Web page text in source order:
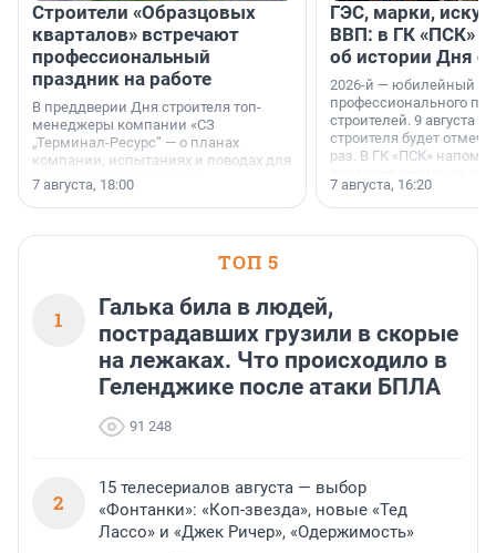
Строители «Образцовых
кварталов» встречают
профессиональный
праздник на работе
В преддверии Дня строителя топ-
менеджеры компании «СЗ
„Терминал-Ресурс“ — о планах
компании, испытаниях и поводах для
осторожного оптимизма.
7 августа, 18:00
ГЭС, марки,
ВВП: в ГК «ПСК»
об истории Дня
2026-й — юбилейный
профессионального
строителей. 9 августа
строителя будет
раз. В ГК «ПСК»
поменялась роль
7 августа, 16:20
ТОП 5
1
Галька била в людей,
пострадавших грузили в скорые
на лежаках. Что происходило в
Геленджике после атаки БПЛА
91 248
2
15 телесериалов августа — выбор
«Фонтанки»: «Коп-звезда», новые «Тед
Лассо» и «Джек Ричер», «Одержимость»